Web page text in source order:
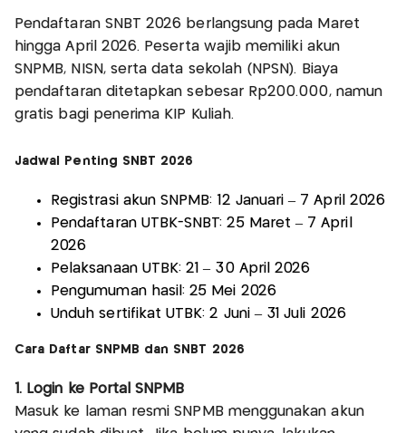
Pendaftaran SNBT 2026 berlangsung pada Maret
hingga April 2026. Peserta wajib memiliki akun
SNPMB, NISN, serta data sekolah (NPSN). Biaya
pendaftaran ditetapkan sebesar Rp200.000, namun
gratis bagi penerima KIP Kuliah.
Jadwal Penting SNBT 2026
Registrasi akun SNPMB: 12 Januari – 7 April 2026
Pendaftaran UTBK-SNBT: 25 Maret – 7 April
2026
Pelaksanaan UTBK: 21 – 30 April 2026
Pengumuman hasil: 25 Mei 2026
Unduh sertifikat UTBK: 2 Juni – 31 Juli 2026
Cara Daftar SNPMB dan SNBT 2026
1. Login ke Portal SNPMB
Masuk ke laman resmi SNPMB menggunakan akun